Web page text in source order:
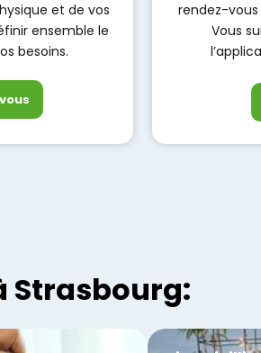
et de vos
ensemble le
besoins.
rendez-vous
Vous
Strasbourg: